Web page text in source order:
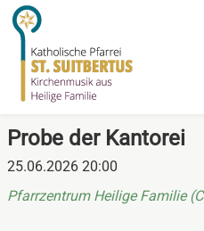
Probe der Kantorei
25.06.2026 20:00
Pfarrzentrum Heilige Familie